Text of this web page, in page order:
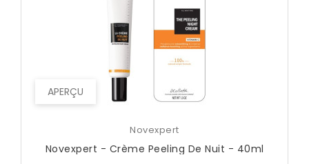
APERÇU
Novexpert
Novexpert - Crème Peeling De Nuit - 40ml